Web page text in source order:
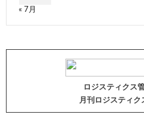
« 7月
ロジスティクス
月刊ロジスティク